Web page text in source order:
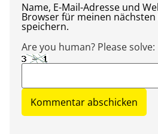
Name, E-Mail-Adresse und
Browser für meinen
speichern.
Are you human? Please solve: